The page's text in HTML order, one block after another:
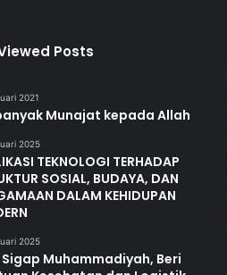
Posts
2021
Munajat kepada Allah
2025
TEKNOLOGI TERHADAP
SOSIAL, BUDAYA, DAN
DALAM KEHIDUPAN
2025
Sigap Muhammadiyah, Beri